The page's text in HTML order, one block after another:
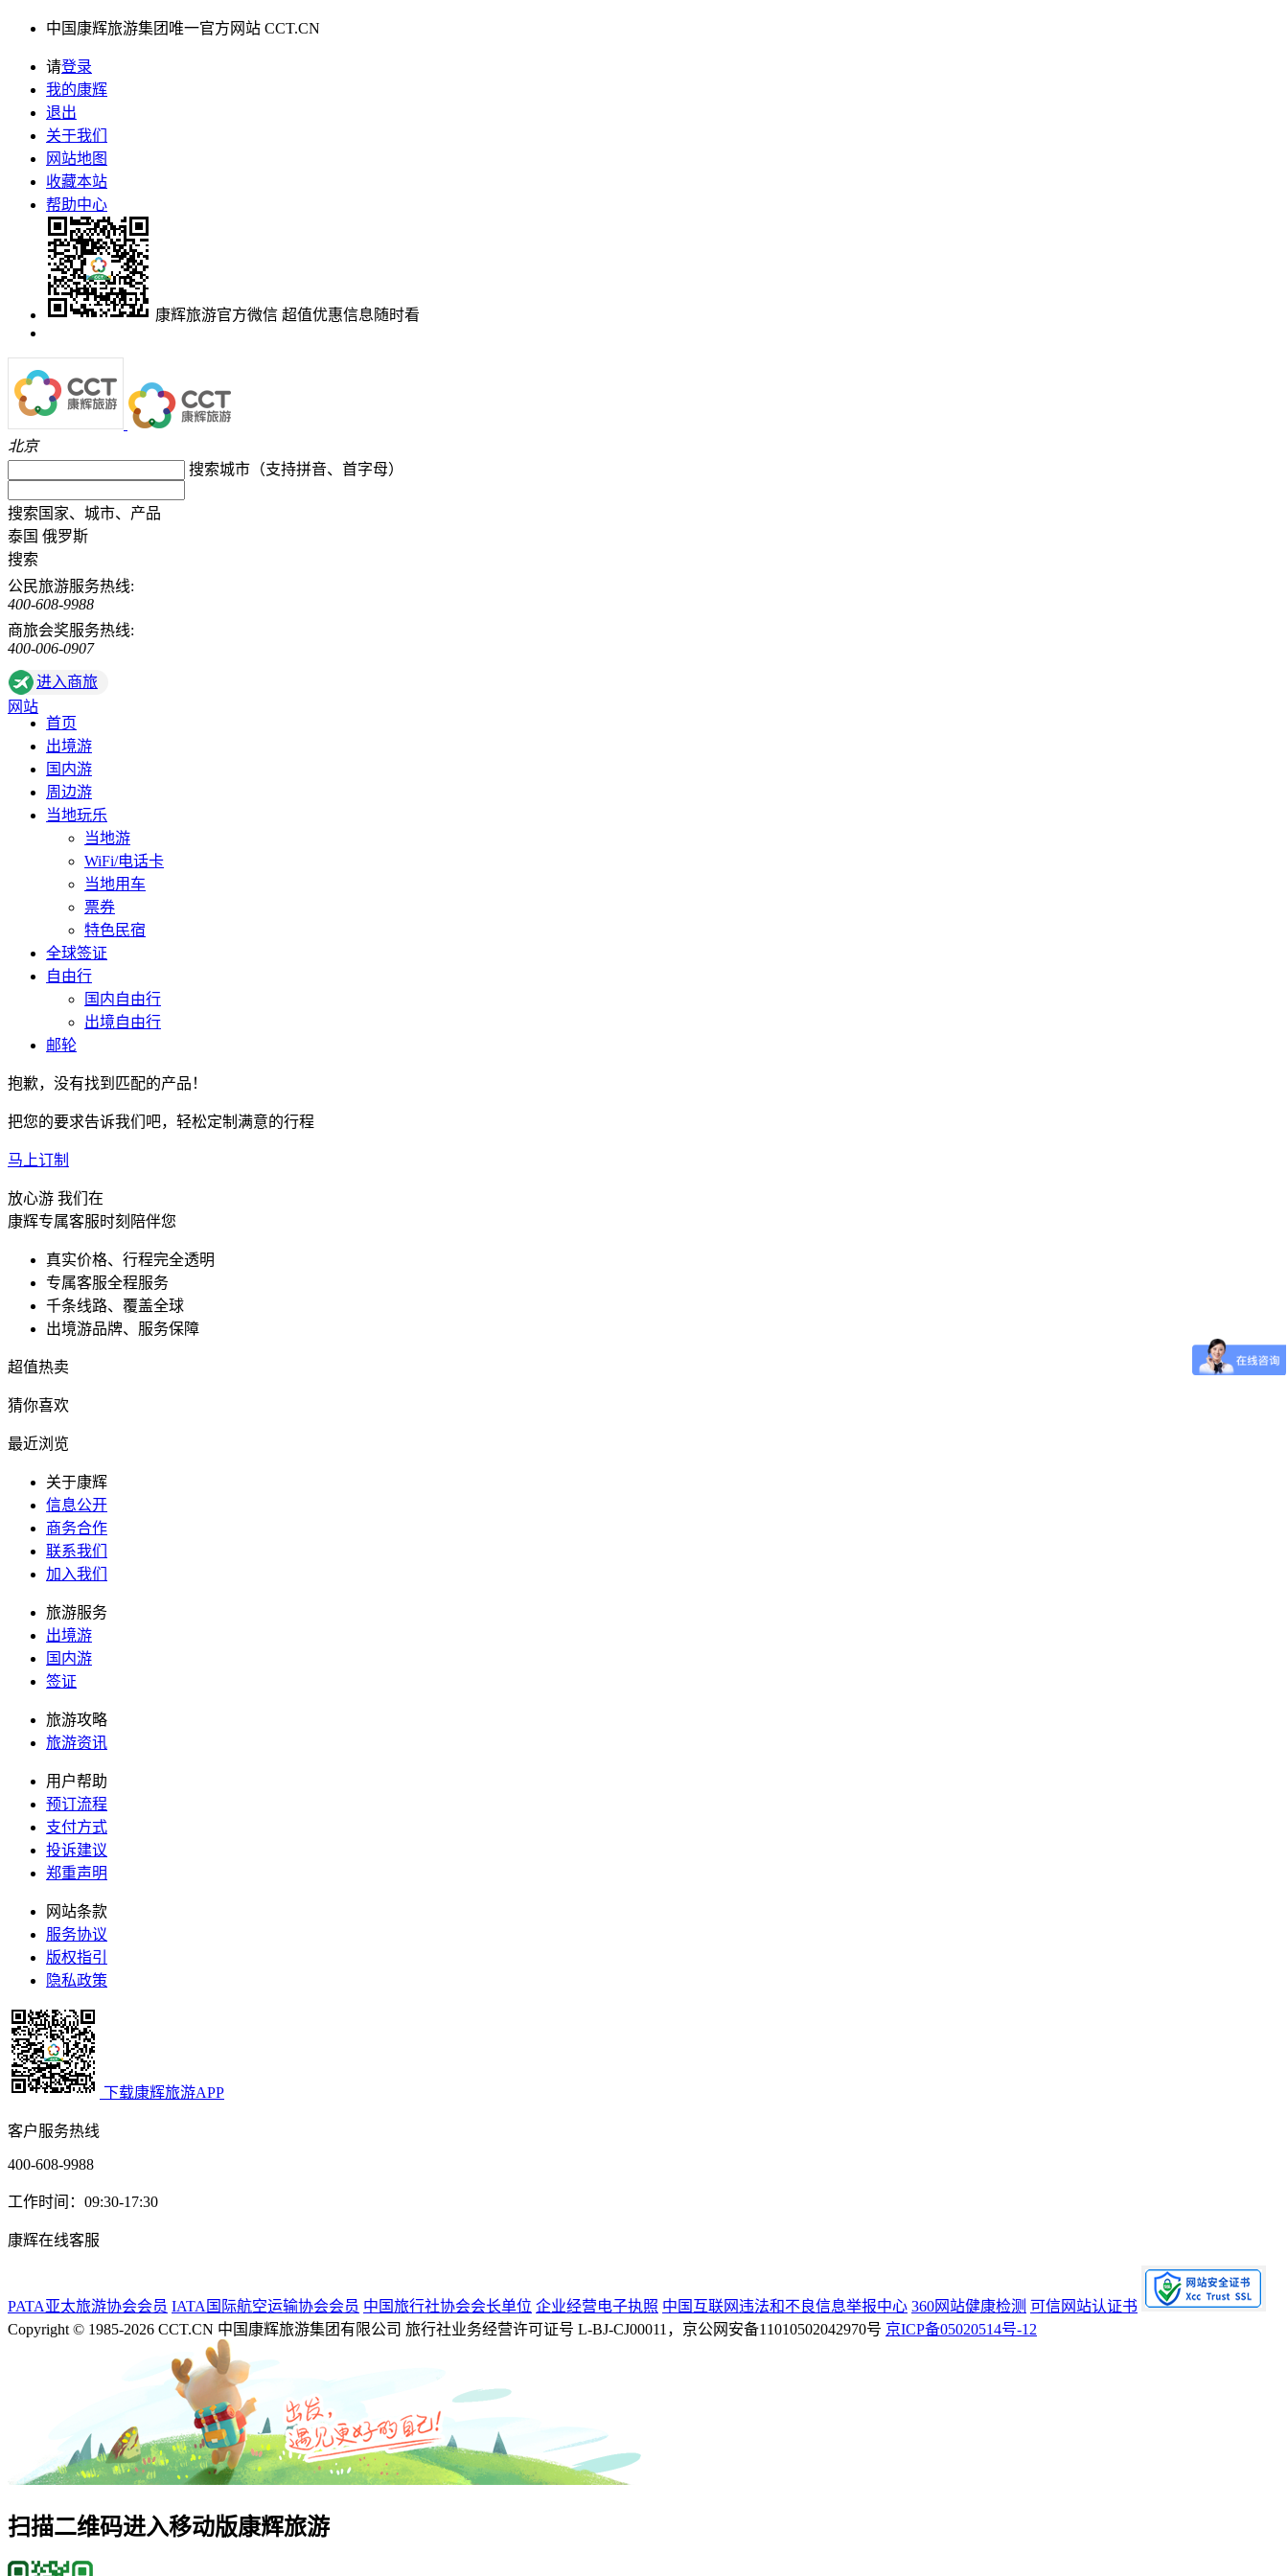
中国康辉旅游集团唯一官方网站 CCT.CN
请登录
我的康辉
退出
关于我们
网站地图
收藏本站
帮助中心
康辉旅游官方微信 超值优惠信息随时看
北京
搜索城市（支持拼音、首字母）
搜索国家、城市、产品
泰国 俄罗斯
搜索
公民旅游服务热线:
400-608-9988
商旅会奖服务热线:
400-006-0907
进入商旅
网站
首页
出境游
国内游
周边游
当地玩乐
当地游
WiFi/电话卡
当地用车
票券
特色民宿
全球签证
自由行
国内自由行
出境自由行
邮轮
抱歉，没有找到匹配的产品！
把您的要求告诉我们吧，轻松定制满意的行程
马上订制
放心游 我们在
康辉专属客服时刻陪伴您
真实价格、行程完全透明
专属客服全程服务
千条线路、覆盖全球
出境游品牌、服务保障
超值热卖
猜你喜欢
最近浏览
关于康辉
信息公开
商务合作
联系我们
加入我们
旅游服务
出境游
国内游
签证
旅游攻略
旅游资讯
用户帮助
预订流程
支付方式
投诉建议
郑重声明
网站条款
服务协议
版权指引
隐私政策
下载康辉旅游APP
客户服务热线
400-608-9988
工作时间：09:30-17:30
康辉在线客服
PATA亚太旅游协会会员 IATA国际航空运输协会会员 中国旅行社协会会长单位 企业经营电子执照 中国互联网违法和不良信息举报中心 360网站健康检测 可信网站认证书
Copyright © 1985-2026 CCT.CN 中国康辉旅游集团有限公司 旅行社业务经营许可证号 L-BJ-CJ00011，京公网安备11010502042970号 京ICP备05020514号-12
扫描二维码进入移动版康辉旅游